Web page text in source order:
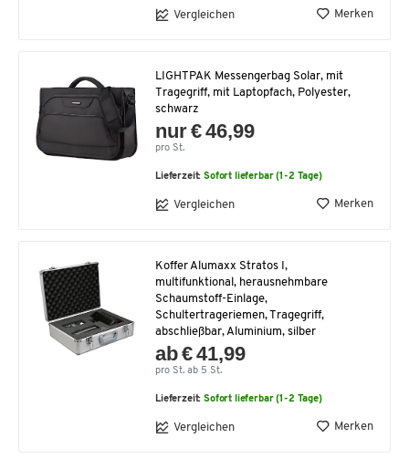
Vergleichen Merken
LIGHTPAK Messengerbag Solar, mit
Tragegriff, mit Laptopfach, Polyester,
schwarz
nur € 46,99
pro St.
Lieferzeit:Sofort lieferbar (1-2 Tage)
Vergleichen Merken
Koffer Alumaxx Stratos I,
multifunktional, herausnehmbare
Schaumstoff-Einlage,
Schultertrageriemen, Tragegriff,
abschließbar, Aluminium, silber
ab € 41,99
pro St. ab 5 St.
Lieferzeit:Sofort lieferbar (1-2 Tage)
Vergleichen Merken